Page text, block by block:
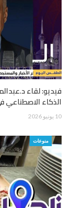
فيديو: لقاء
الذكاء الاصطناعي
10 يونيو 2026
منوعات